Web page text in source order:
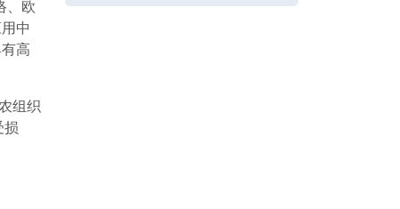
、欧
中
高
组织
损